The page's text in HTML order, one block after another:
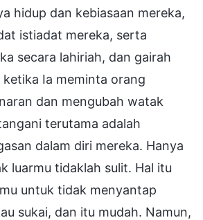
hidup dan kebiasaan mereka,
istiadat mereka, serta
secara lahiriah, dan gairah
ketika Ia meminta orang
dan mengubah watak
terutama adalah
dalam diri mereka. Hanya
luarmu tidaklah sulit. Hal itu
untuk tidak menyantap
sukai, dan itu mudah. Namun,